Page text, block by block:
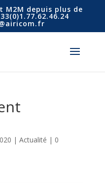
M2M depuis plus de
| Actualité | 0